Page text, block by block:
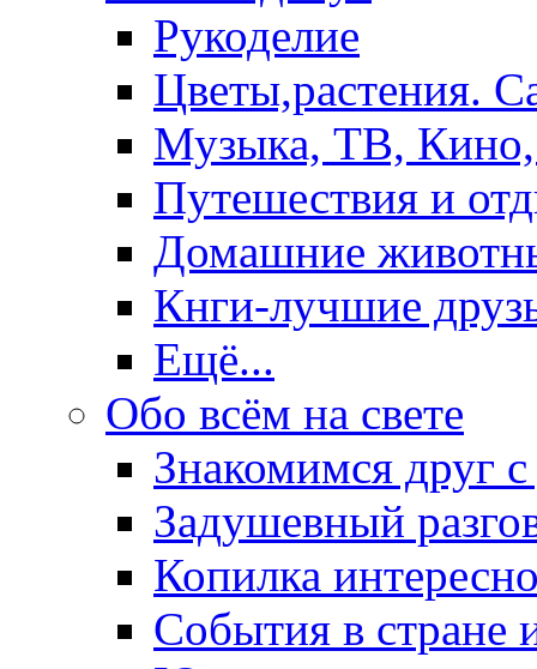
Рукоделие
Цветы,растения.
Музыка, ТВ,
Путешествия и
Домашние
Кнги-лучшие
Ещё...
Обо всём на свете
Знакомимся друг
Задушевный
Копилка
События в стране